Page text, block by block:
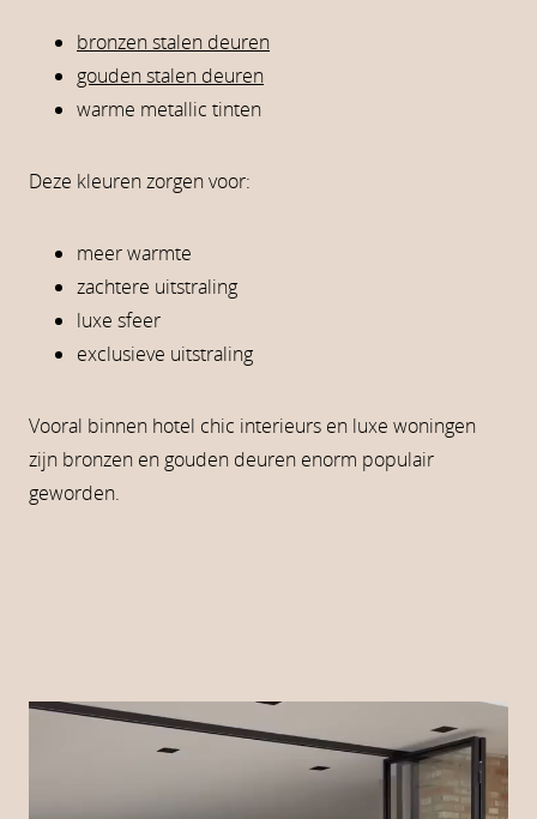
bronzen stalen deuren
gouden stalen deuren
warme metallic tinten
Deze kleuren zorgen voor:
meer warmte
zachtere uitstraling
luxe sfeer
exclusieve uitstraling
Vooral binnen hotel chic interieurs en luxe woningen
zijn bronzen en gouden deuren enorm populair
geworden.